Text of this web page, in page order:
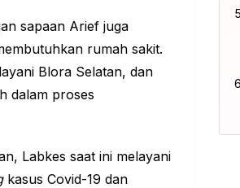
sapaan Arief juga
rumah sakit.
Blora Selatan, dan
dalam proses
Labkes saat ini melayani
kasus Covid-19 dan